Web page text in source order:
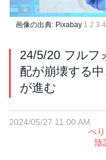
画像の出典: Pixabay 1 2 3 4
24/5/20 フルフ
配が崩壊する
が進む
2024/05/27 11:00 AM
ぺ
陰